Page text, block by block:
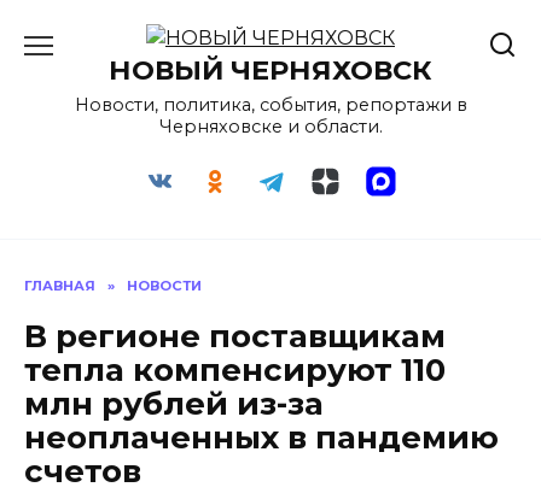
содержаниюНОВЫЙ ЧЕРНЯХОВСК
Новости, политика, события, репортажи в
Черняховске и области.
ГЛАВНАЯ » НОВОСТИ
В регионе поставщикам
тепла компенсируют 110
млн рублей из-за
неоплаченных в пандемию
счетов